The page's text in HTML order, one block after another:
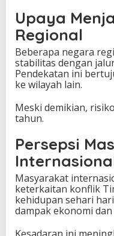
Upaya
Regional
Beberapa negara
stabilitas dengan
Pendekatan ini
ke wilayah lain.
Meski demikian,
tahun.
Persepsi
Masyarakat
keterkaitan konflik
kehidupan sehari
dampak ekonomi